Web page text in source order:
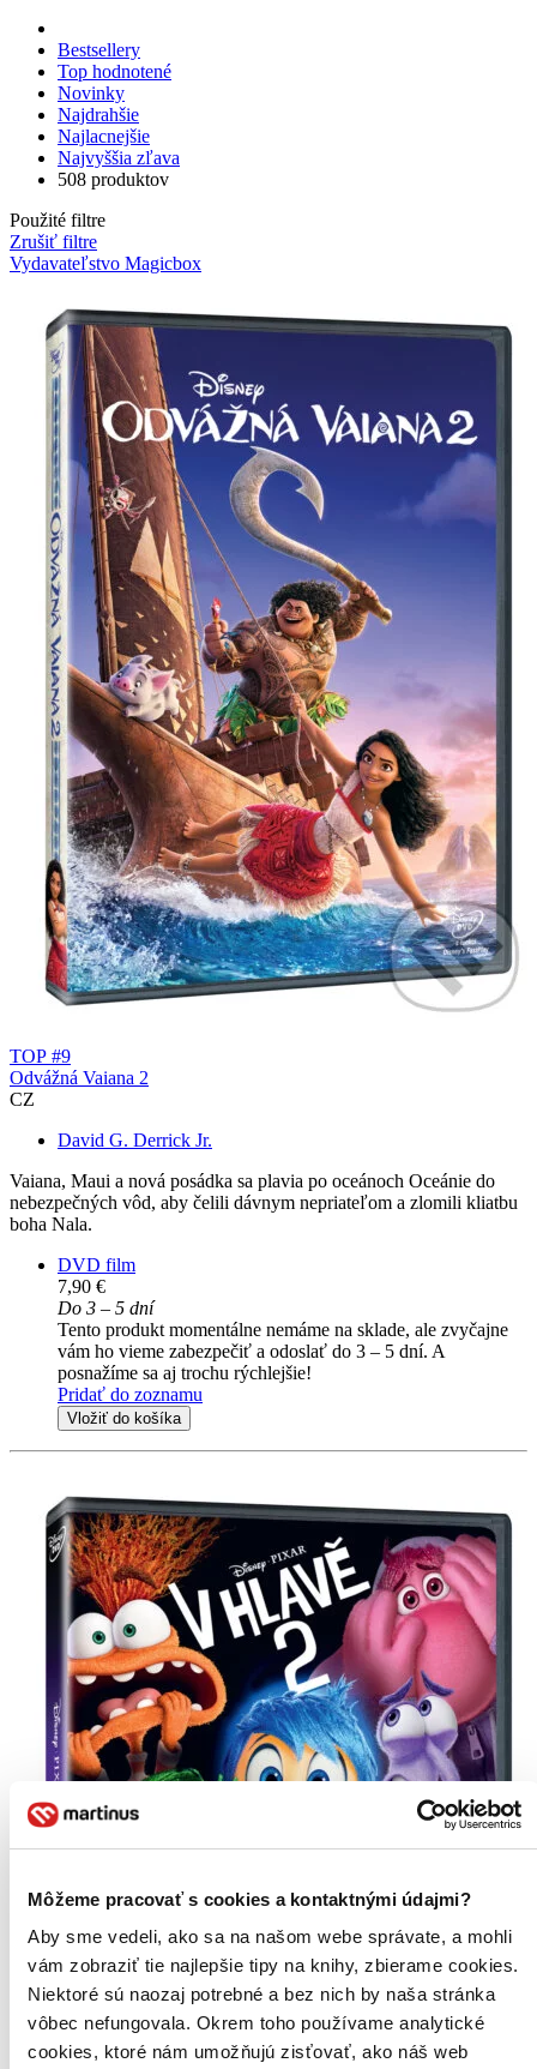
Môžeme pracovať s cookies a kontaktnými údajmi?
Aby sme vedeli, ako sa na našom webe správate, a mohli
vám zobraziť tie najlepšie tipy na knihy, zbierame cookies.
Niektoré sú naozaj potrebné a bez nich by naša stránka
vôbec nefungovala. Okrem toho používame analytické
cookies, ktoré nám umožňujú zisťovať, ako náš web
Bestsellery
Top hodnotené
Novinky
Najdrahšie
Najlacnejšie
Najvyššia zľava
508 produktov
Použité filtre
Zrušiť filtre
Vydavateľstvo Magicbox
TOP #9
Odvážná Vaiana 2
CZ
David G. Derrick Jr.
Vaiana, Maui a nová posádka sa plavia po oceánoch Oceánie do
nebezpečných vôd, aby čelili dávnym nepriateľom a zlomili kliatbu
boha Nala.
DVD film
7,90 €
Do 3 – 5 dní
Tento produkt momentálne nemáme na sklade, ale zvyčajne
vám ho vieme zabezpečiť a odoslať do 3 – 5 dní. A
posnažíme sa aj trochu rýchlejšie!
Pridať do zoznamu
Vložiť do košíka